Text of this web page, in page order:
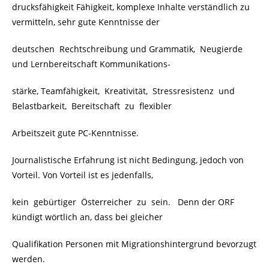
drucksfähigkeit Fähigkeit, komplexe Inhalte verständlich zu
vermitteln, sehr gute Kenntnisse der
deutschen Rechtschreibung und Grammatik, Neugierde
und Lernbereitschaft Kommunikations-
stärke, Teamfähigkeit, Kreativität, Stressresistenz und
Belastbarkeit, Bereitschaft zu flexibler
Arbeitszeit gute PC-Kenntnisse.
Journalistische Erfahrung ist nicht Bedingung, jedoch von
Vorteil. Von Vorteil ist es jedenfalls,
kein gebürtiger Österreicher zu sein. Denn der ORF
kündigt wörtlich an, dass bei gleicher
Qualifikation Personen mit Migrationshintergrund bevorzugt
werden.